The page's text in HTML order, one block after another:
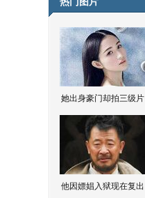
她出身豪门却拍三级片
他因嫖娼入狱现在复出